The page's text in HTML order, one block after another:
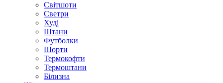
Світшоти
Светри
Худі
Штани
Футболки
Шорти
Термокофти
Термоштани
Білизна